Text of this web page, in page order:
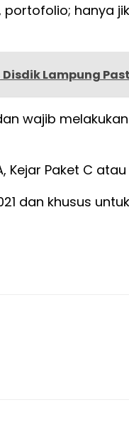
portofolio; hanya
Lampung
wajib
Kejar Paket C
khusus